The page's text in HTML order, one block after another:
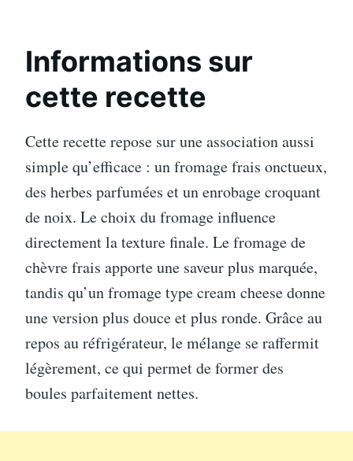
Informations sur
cette recette
Cette recette repose sur une association aussi
simple qu’efficace : un fromage frais onctueux,
des herbes parfumées et un enrobage croquant
de noix. Le choix du fromage influence
directement la texture finale. Le fromage de
chèvre frais apporte une saveur plus marquée,
tandis qu’un fromage type cream cheese donne
une version plus douce et plus ronde. Grâce au
repos au réfrigérateur, le mélange se raffermit
légèrement, ce qui permet de former des
boules parfaitement nettes.